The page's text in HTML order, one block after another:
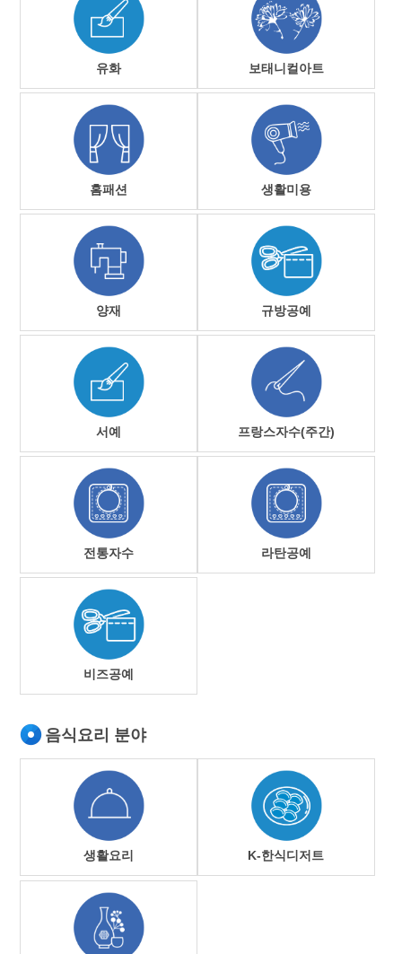
유화 보태니컬아트
홈패션 생활미용
양재 규방공예
서예 프랑스자수(주간)
전통자수 라탄공예
비즈공예
음식요리 분야
생활요리 K-한식디저트